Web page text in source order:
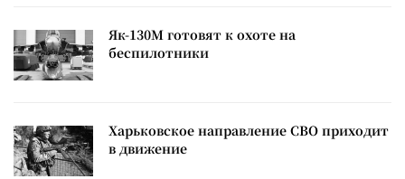
Як-130М готовят к охоте на
беспилотники
Харьковское направление СВО приходит
в движение